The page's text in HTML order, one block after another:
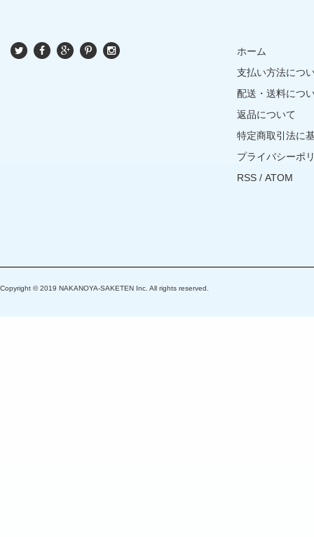
ホーム
支払い方法につ
配送・送料につ
返品について
特定商取引法に
プライバシーポ
RSS / ATOM
Copyright © 2019 NAKANOYA-SAKETEN Inc. All rights reserved.